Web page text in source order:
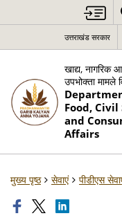
उत्तराखंड सरकार
खाद्य, नागरिक
उपभोक्ता मामले
Food,
and
Affairs
मुख्य पृष्ठ सेवाएं पीडीएस